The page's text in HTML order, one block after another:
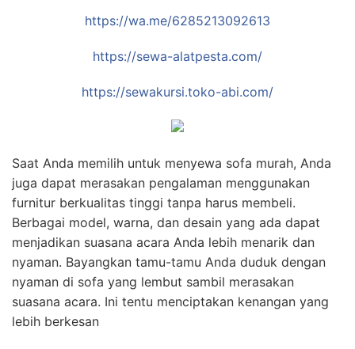
https://wa.me/6285213092613
https://sewa-alatpesta.com/
https://sewakursi.toko-abi.com/
Saat Anda memilih untuk menyewa sofa murah, Anda
juga dapat merasakan pengalaman menggunakan
furnitur berkualitas tinggi tanpa harus membeli.
Berbagai model, warna, dan desain yang ada dapat
menjadikan suasana acara Anda lebih menarik dan
nyaman. Bayangkan tamu-tamu Anda duduk dengan
nyaman di sofa yang lembut sambil merasakan
suasana acara. Ini tentu menciptakan kenangan yang
lebih berkesan